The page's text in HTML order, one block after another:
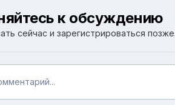
к обсуждению
сейчас и зарегистрироваться позже.